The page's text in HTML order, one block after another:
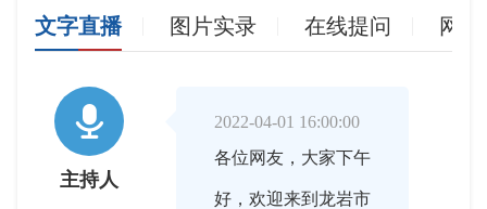
文字直播 图片实录 在线提问 网

主持人
2022-04-01 16:00:00
各位网友，大家下午
好，欢迎来到龙岩市